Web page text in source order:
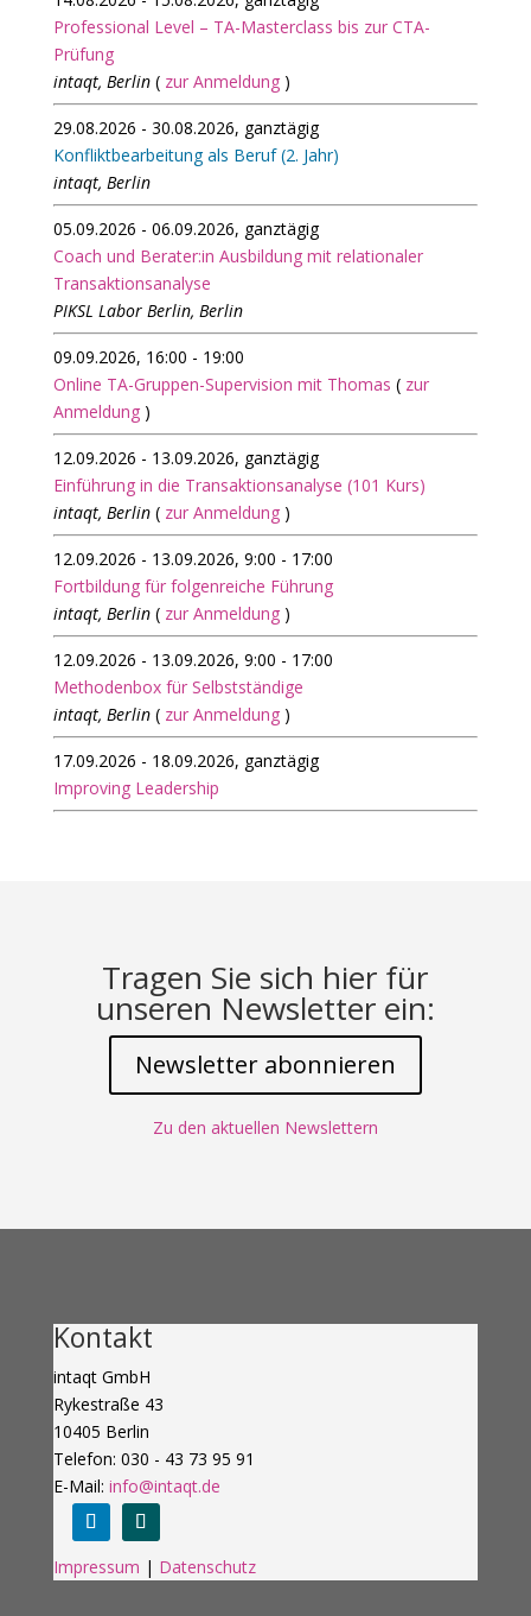
Professional Level – TA-Masterclass bis zur CTA-
Prüfung
intaqt, Berlin ( zur Anmeldung)
29.08.2026 - 30.08.2026, ganztägig
Konfliktbearbeitung als Beruf (2. Jahr)
intaqt, Berlin
05.09.2026 - 06.09.2026, ganztägig
Coach und Berater:in Ausbildung mit relationaler
Transaktionsanalyse
PIKSL Labor Berlin, Berlin
09.09.2026, 16:00 - 19:00
Online TA-Gruppen-Supervision mit Thomas ( zur
Anmeldung)
12.09.2026 - 13.09.2026, ganztägig
Einführung in die Transaktionsanalyse (101 Kurs)
intaqt, Berlin ( zur Anmeldung)
12.09.2026 - 13.09.2026, 9:00 - 17:00
Fortbildung für folgenreiche Führung
intaqt, Berlin ( zur Anmeldung)
12.09.2026 - 13.09.2026, 9:00 - 17:00
Methodenbox für Selbstständige
intaqt, Berlin ( zur Anmeldung)
17.09.2026 - 18.09.2026, ganztägig
Improving Leadership
Tragen Sie sich hier für
unseren Newsletter ein:
Newsletter abonnieren
Zu den aktuellen Newslettern
Kontakt
intaqt GmbH
Rykestraße 43
10405 Berlin
Telefon: 030 - 43 73 95 91
E-Mail: info@intaqt.de
Impressum | Datenschutz